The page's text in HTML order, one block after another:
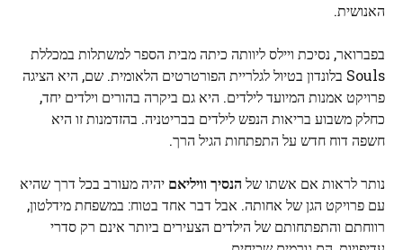
האנושית.
בפברואר, נסיכת ויילס ליוותה כיתה מבית הספר למשתלות במכללת
Souls בלונדון בטיול לגלריית הפורטרטים הלאומית. שם, היא הציגה
פרויקט אמנות המיועד לילדים. היא גם ביקרה בהורים וילדים יחד,
כחלק משבוע בריאות הנפש לילדים בבריטניה. בהזדמנות זו היא
חשפה דוח חדש על התפתחות הגיל הרך.
נותר לראות אם אשתו של הנסיך וויליאם יהיה מעורב בכל דרך שהיא
עם פרויקט הגן של אחותה. אבל דבר אחד בטוח: במשפחת מידלטון,
רווחתם והתפתחותם של הילדים הצעירים ביותר אינם רק סדרי